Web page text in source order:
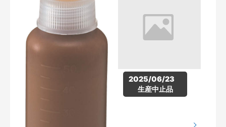
2025/06/23
生産中止品